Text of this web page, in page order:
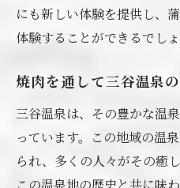
おもてなしが光る
蒲郡市で焼肉を新しい
焼肉と観光を組み
地元の人が薦める
蒲郡市の焼肉文化
新しい焼肉の食べ
にも新しい体験を提供し、
体験することができるでしょ
焼肉を通して三谷温泉
三谷温泉は、その豊かな温
っています。この地域の温
られ、多くの人々がその癒